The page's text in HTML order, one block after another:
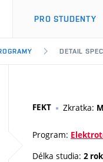
PRO STUDENTY
DETAIL
FEKT Zkratka:
Program:
Délka studia: 2